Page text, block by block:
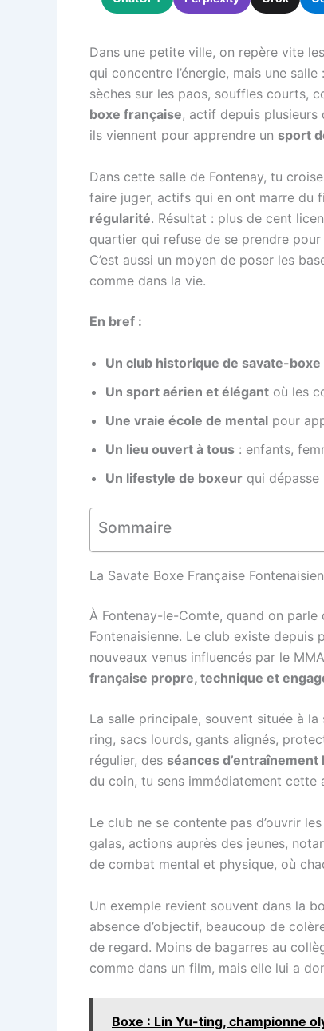
Dans une petite ville, on repère vite
qui concentre l’énergie, mais une salle
sèches sur les paos, souffles courts,
boxe française, actif depuis plusieurs
ils viennent pour apprendre un sport
Dans cette salle de Fontenay, tu
faire juger, actifs qui en ont marre du
régularité. Résultat : plus de cent
quartier qui refuse de se prendre
C’est aussi un moyen de poser les
comme dans la vie.
En bref :
Un club historique de savate-
Un sport aérien et élégant où les
Une vraie école de mental pour
Un lieu ouvert à tous : enfants,
Un lifestyle de boxeur qui
Sommaire
La Savate Boxe Française
À Fontenay-le-Comte, quand on
Fontenaisienne. Le club existe
nouveaux venus influencés par le
française propre, technique et
La salle principale, souvent située à la
ring, sacs lourds, gants alignés,
régulier, des séances d’entraînement
du coin, tu sens immédiatement cette
Le club ne se contente pas d’ouvrir
galas, actions auprès des jeunes,
de combat mental et physique, où
Un exemple revient souvent dans la
absence d’objectif, beaucoup de
de regard. Moins de bagarres au
comme dans un film, mais elle lui a
Boxe : Lin Yu-ting, championne